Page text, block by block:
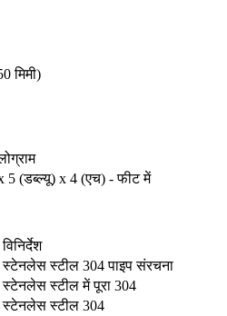
मिमी)
5 (डब्ल्यू) x 4 (एच) - फीट में
विनिर्देश
स्टेनलेस स्टील 304 पाइप संरचना
स्टेनलेस स्टील में पूरा 304
स्टेनलेस स्टील 304